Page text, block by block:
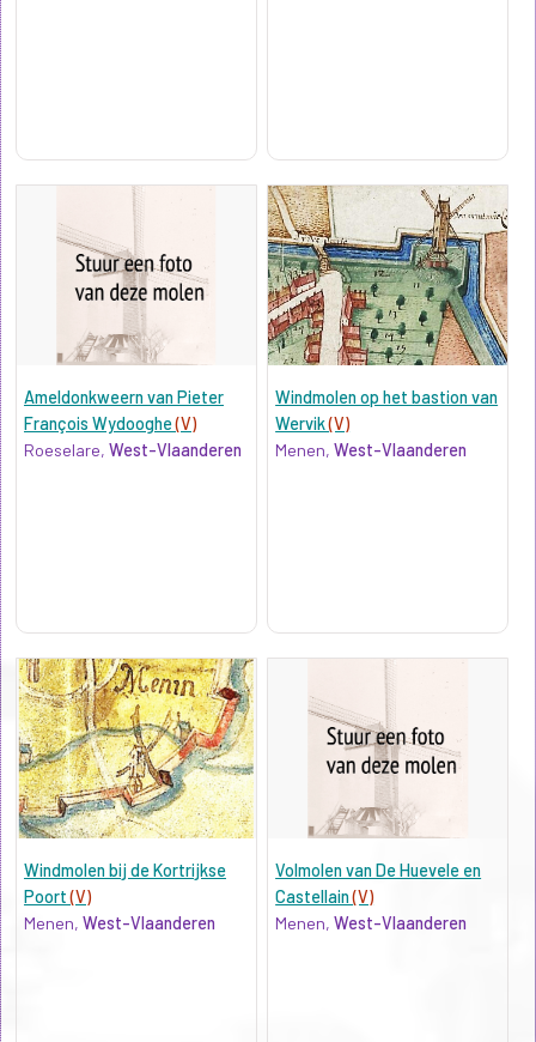
Ameldonkweern van Pieter
François Wydooghe(V)
Roeselare, West-Vlaanderen
Windmolen op het bastion van
Wervik(V)
Menen,West-Vlaanderen
Windmolen bij de Kortrijkse
Poort(V)
Menen, West-Vlaanderen
Volmolen van De Huevele en
Castellain(V)
Menen,West-Vlaanderen